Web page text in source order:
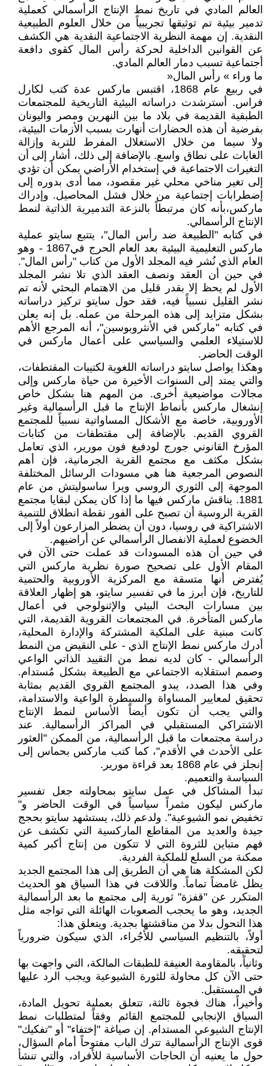
العالم المادي في تاريخ نمط الإنتاج الرأسمالي كعملية
تدمير بيئية تم توثيقها تجريبياً من خلال العلوم الطبيعية
النقدية. إن مهمة النظرية الاجتماعية النقدية هي الكشف
عن القوانين الداخلية لحركة رأس المال كقوى دافعة
أجتماعية تسبب دمار العالم المادي.
ما وراء » رأس المال«
في ربيع عام 1868، اقتبس ماركس عدة كتب لكارل
فراس. أسترشدت دراساته البيئية التاريخية للمجتمعات
الطبقية القديمة في بلاد ما بين النهرين ومصر واليونان
بفرضية أن هذه الحضارات أنهارت بسبب الأزمات البيئية،
ولا سيما من خلال الاستغلال المفرط للتربة وإزالة
الغابات على نطاق واسع. بالإضافة إلى ذلك، أشار إلى أن
التغيرات الاجتماعية في إستخدام الأراضي يمكن أن تؤدي
إلى تغير مناخي محلي غير مقصود، مما أدى بدوره إلى
إضطرابات إجتماعية من خلال فشل المحاصيل. وإدراك
ماركس،بأنه كان مرتبطاً بالنزعة التدميرية الذاتية لنمط
الإنتاج الرأسمالي.
في كتابه "الطبيعة ضد رأس المال"، يتتبع سايتو عملية
ماركس التعليمية البيئية بعد العام الحرج في1867 - وهو
العام الذي نُشر فيه المجلد الأول من كتاب "رأس المال".
في حين أن العقد ونصف العقد الذي تلا نشر المجلد
الأول لم يحظ إلا بقدر قليل من الاهتمام البحثي لأنه تم
نشر القليل نسبياً فيه، فقد حول سايتو تركيز دراساته
بشكل متزايد إلى هذه المرحلة من عمله. بل إنه يعلن
في كتابه "ماركس في الأنثروبوسين"، أنه المرجع الأهم
للاستيلاء العلمي والسياسي على أعمال ماركس في
الوقت الحاضر.
وهكذا يواصل سايتو دراساته اللغوية لكتيبات المقتطفات،
والتي يمتد إلى السنوات الأخيرة من حياة ماركس وإلى
مجالات مواضيعية أخرى. من المهم هنا بشكل خاص
إنشغال ماركس بأنماط الإنتاج ما قبل الرأسمالية وغير
الأوروبية، خاصة مع الأشكال المساواتية نسبياً للمجتمع
القروي القديم. بالإضافة إلى مقتطفات من كتابات
المؤرخ القانوني جورج لودفيغ فون مورير، الذي تعامل
بشكل مكثف مع مجتمع القرية الجرمانية، فإن أهم
النصوص المرجعية هنا هي مسودات الرسائل المختلفة
الموجهة إلى الثوري الروسي ويرا ساسوليتش من عام
1881. يناقش ماركس فيها ما إذا كان يمكن لبقايا مجتمع
القرية الروسية أن تصبح على الفور نقطة انطلاق للتنمية
الاشتراكية في روسيا، دون أن يضطر المزارعون أولاً إلى
الخضوع لعملية الانفصال الرأسمالي عن أراضيهم.
في حين أن هذه المسودات قد عملت حتى الآن في
المقام الأول على تصحيح صورة نظرية ماركس التي
يُفترض أنها متسقة مع المركزية الأوروبية والحتمية
للتاريخ، فإن أبرز ما في تفسير سايتو، هو إظهار العلاقة
بين مسارات البحث البيئي والإثنولوجي في أعمال
ماركس المتأخرة. في المجتمعات القروية القديمة، التي
كانت مبنية على الملكية المشتركة والإدارة المحلية،
أدرك ماركس نمط الإنتاج الذي - على النقيض من النمط
الرأسمالي - كان لديه نمط من التقييد الذاتي الواعي
وصمم استقلابه الاجتماعي مع الطبيعة بشكل مُستدام.
وفي هذا الصدد، يبدو المجتمع القروي القديم بمثابة
تحقيق لمعايير المساواة والسيطرة الواعية والاستدامة،
والتي يجب أن تكون أيضاً الأساس لنمط الإنتاج
الاشتراكي المستقبلي في المراكز الرأسمالية. عند
دراسة مجتمعات ما قبل الرأسمالية، من الممكن "العثور
على الأحدث في الأقدم"، كما كتب ماركس بحماس إلى
إنجلز في عام 1868 بعد قراءة مورير.
السياسة والتعميم.
تبدأ المشاكل في عمل سايتو بمحاولته جعل تفسير
ماركس ليكون مثمراً سياسياً في الوقت الحاضر و"
تخفيض نمو الشيوعية". ولدعم ذلك، يستشهد سايتو بحجج
جيدة والعديد من المقاطع الماركسية التي تكشف عن
فهم متباين للثروة التي لا تتكون من إنتاج أكبر كمية
ممكنة من السلع للملكية الفردية.
لكن المشكلة هنا هي أن الطريق إلى هذا المجتمع الجديد
يظل غامضاً تماماً. واللافت في هذا السياق هو الحديث
المتكرر عن "قفزة" ثورية إلى مجتمع ما بعد الرأسمالية
الجديد، وهو ما يحجب الصعوبات الهائلة التي تواجه مثل
هذا التحول بدلا من مناقشتها بجدية. ويتعلق هذا:
أولاً، بالتنظيم السياسي للأجُراء، الذي سيكون ضرورياً
لتحقيقه.
وثانياً، بالمقاومة العنيفة للطبقات المالكة، التي واجهت بها
حتى الآن كل محاولة للثورة الشيوعية ويجب الرد عليها
في المستقبل.
وأخيراً، هناك فجوة ثالثة، تتعلق بعملية تحويل المادة،
السياق الإنجابي للمجتمع القائم وفقاً لمتطلبات نمط
الإنتاج الشيوعي المستدام. إن صياغة "إختفاء" أو "تفكيك"
قوى الإنتاج الرأسمالية تترك الباب مفتوحاً أمام السؤال،
حول ما يعنيه أن الحاجات الأساسية للأفراد، والتي تنشأ